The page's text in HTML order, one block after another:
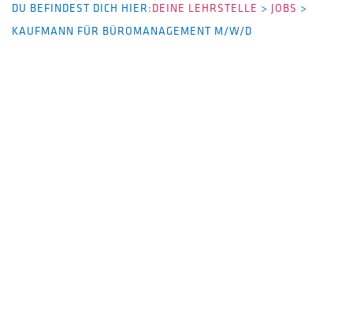
DU BEFINDEST DICH HIER:DEINE LEHRSTELLE > JOBS >
KAUFMANN FÜR BÜROMANAGEMENT M/W/D